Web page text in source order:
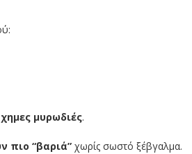
μυρωδιές.
πιο “βαριά” χωρίς σωστό ξέβγαλμα.